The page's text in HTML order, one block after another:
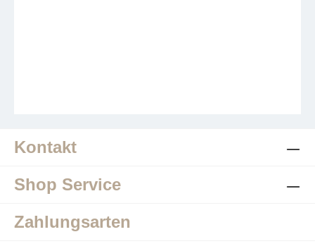
Kontakt
Shop Service
Zahlungsarten